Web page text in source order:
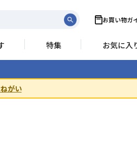
お買い物ガ
特集 お気に入
がい